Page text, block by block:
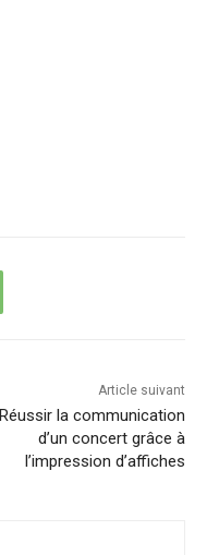
Article suivant
Réussir la communication
d’un concert grâce à
l’impression d’affiches